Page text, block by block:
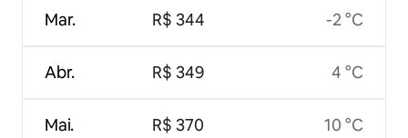
Mar.
Abr.
Mai.
R$ 344
R$ 349
R$ 370
-2 °C
4 °C
10 °C